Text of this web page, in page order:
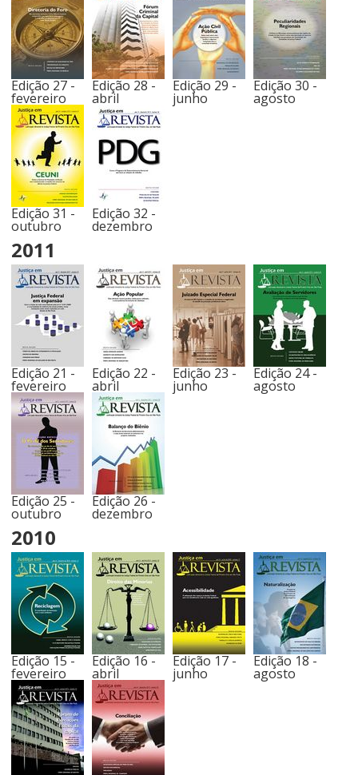
Edição 27 -
fevereiro
Edição 28 -
abril
Edição 29 -
junho
Edição 30 -
agosto
Edição 31 -
outubro
Edição 32 -
dezembro
2011
Edição 21 -
fevereiro
Edição 22 -
abril
Edição 23 -
junho
Edição 24 -
agosto
Edição 25 -
outubro
Edição 26 -
dezembro
2010
Edição 15 -
fevereiro
Edição 16 -
abril
Edição 17 -
junho
Edição 18 -
agosto